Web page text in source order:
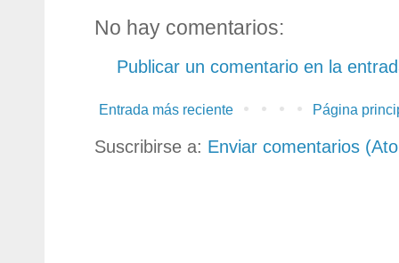
No hay comentarios:
Publicar un comentario en la
Entrada más reciente Página
Suscribirse a: Enviar comentarios